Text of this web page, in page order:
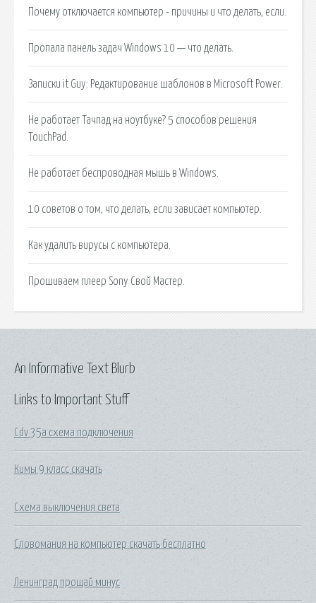
Почему отключается компьютер - причины и что делать, если.
Пропала панель задач Windows 10 — что делать.
Записки it Guy: Редактирование шаблонов в Microsoft Power.
Не работает Тачпад на ноутбуке? 5 способов решения
TouchPad.
Не работает беспроводная мышь в Windows.
10 советов о том, что делать, если зависает компьютер.
Как удалить вирусы с компьютера.
Прошиваем плеер Sony Свой Мастер.
Links to Important Stuff
Cdv 35a схема подключения
Кимы 9 класс скачать
Схема выключения света
Словомания на компьютер скачать бесплатно
Ленинград прощай минус
An Informative Text Blurb